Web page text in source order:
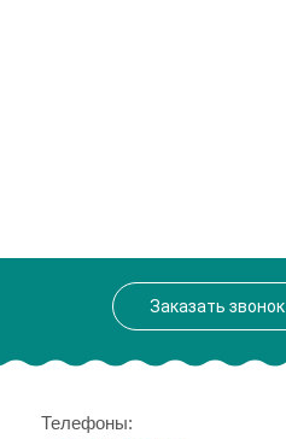
Заказать звонок
Телефоны: